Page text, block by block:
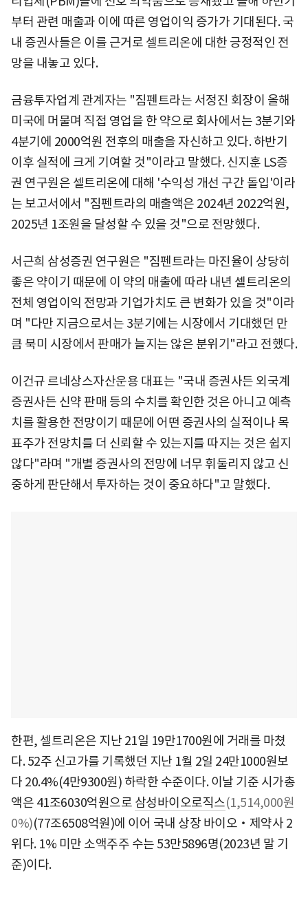
부터 관련 매출과 이에 따른 영업이익 증가가 기대된다. 국
내 증권사들은 이를 근거로 셀트리온에 대한 긍정적인 전
망을 내놓고 있다.
금융투자업계 관계자는 "짐펜트라는 서정진 회장이 올해
미국에 머물며 직접 영업을 한 약으로 회사에서는 3분기와
4분기에 2000억원 전후의 매출을 자신하고 있다. 하반기
이후 실적에 크게 기여할 것"이라고 말했다. 신지훈 LS증
권 연구원은 셀트리온에 대해 '수익성 개선 구간 돌입'이라
는 보고서에서 "짐펜트라의 매출액은 2024년 2022억원,
2025년 1조원을 달성할 수 있을 것"으로 전망했다.
서근희 삼성증권 연구원은 "짐펜트라는 마진율이 상당히
좋은 약이기 때문에 이 약의 매출에 따라 내년 셀트리온의
전체 영업이익 전망과 기업가치도 큰 변화가 있을 것"이라
며 "다만 지금으로서는 3분기에는 시장에서 기대했던 만
큼 북미 시장에서 판매가 늘지는 않은 분위기"라고 전했다.
이건규 르네상스자산운용 대표는 "국내 증권사든 외국계
증권사든 신약 판매 등의 수치를 확인한 것은 아니고 예측
치를 활용한 전망이기 때문에 어떤 증권사의 실적이나 목
표주가 전망치를 더 신뢰할 수 있는지를 따지는 것은 쉽지
않다"라며 "개별 증권사의 전망에 너무 휘둘리지 않고 신
중하게 판단해서 투자하는 것이 중요하다"고 말했다.
한편, 셀트리온은 지난 21일 19만1700원에 거래를 마쳤
다. 52주 신고가를 기록했던 지난 1월 2일 24만1000원보
다 20.4%(4만9300원) 하락한 수준이다. 이날 기준 시가총
액은 41조6030억원으로 삼성바이오로직스(1,514,000원
0%)(77조6508억원)에 이어 국내 상장 바이오‧제약사 2
위다. 1% 미만 소액주주 수는 53만5896명(2023년 말 기
준)이다.